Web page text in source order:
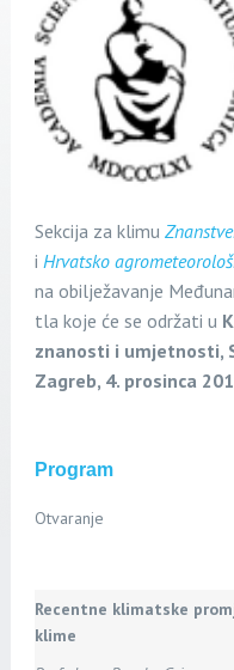
Sekcija za klimu
i Hrvatsko
na obilježavanje
tla koje će se održati u
znanosti i umjetnosti,
Zagreb, 4. prosinca
Program
Recentne klimatske
klime